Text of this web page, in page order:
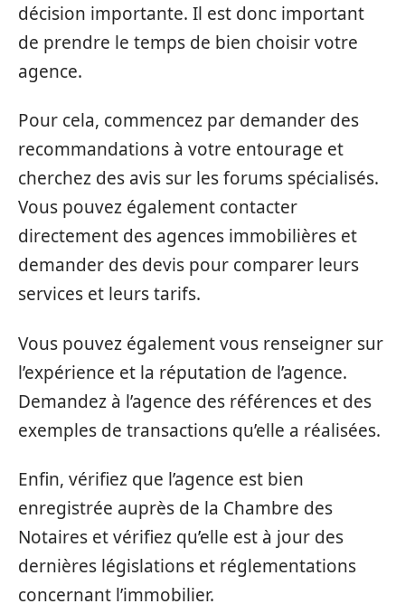
décision importante. Il est donc important
de prendre le temps de bien choisir votre
agence.
Pour cela, commencez par demander des
recommandations à votre entourage et
cherchez des avis sur les forums spécialisés.
Vous pouvez également contacter
directement des agences immobilières et
demander des devis pour comparer leurs
services et leurs tarifs.
Vous pouvez également vous renseigner sur
l’expérience et la réputation de l’agence.
Demandez à l’agence des références et des
exemples de transactions qu’elle a réalisées.
Enfin, vérifiez que l’agence est bien
enregistrée auprès de la Chambre des
Notaires et vérifiez qu’elle est à jour des
dernières législations et réglementations
concernant l’immobilier.